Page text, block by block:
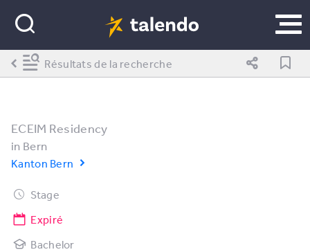
ECEIM Residency
in Bern
Kanton Bern
Stage
Expiré
Bachelor
Résultats de la recherche